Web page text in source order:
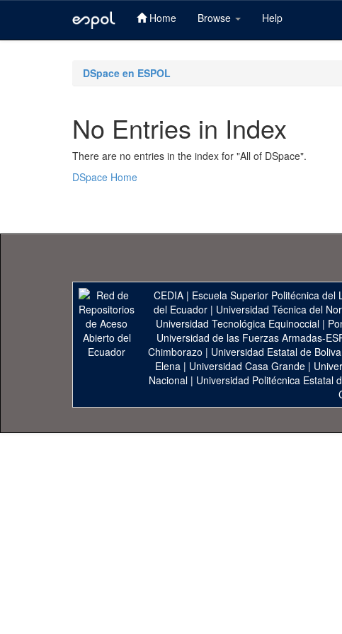
Home Browse Help
DSpace en ESPOL
No Entries in Index
There are no entries in the index for "All of DSpace".
DSpace Home
CEDIA | Escuela Superior Politécnica del
del Ecuador| Universidad Técnica del
Universidad Tecnológica Equinoccial|
Universidad de las Fuerzas Armadas-
Chimborazo | Universidad Estatal de
Elena | Universidad Casa Grande |
Nacional | Universidad Politécnica Estatal